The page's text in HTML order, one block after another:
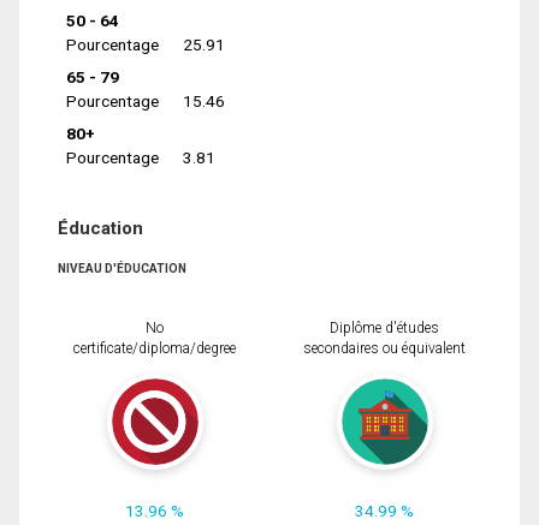
50 - 64
Pourcentage
25.91
65 - 79
Pourcentage
15.46
80+
Pourcentage
3.81
Éducation
NIVEAU D'ÉDUCATION
No
certificate/diploma/degree
13.96 %
Diplôme d'études
secondaires ou équivalent
34.99 %